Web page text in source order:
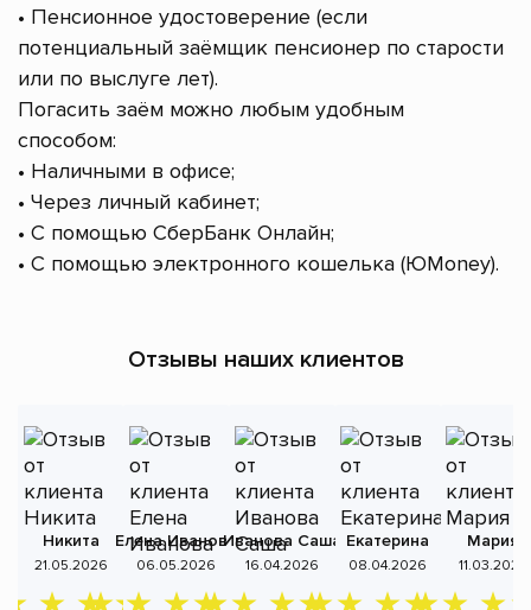
• Пенсионное удостоверение (если
потенциальный заёмщик пенсионер по старости
или по выслуге лет).
Погасить заём можно любым удобным
способом:
• Наличными в офисе;
• Через личный кабинет;
• С помощью СберБанк Онлайн;
• С помощью электронного кошелька (ЮMoney).
Отзывы наших клиентов
Никита
21.05.2026
Елена Иванова
06.05.2026
Иванова Саша
16.04.2026
Екатерина
08.04.2026
Мария
11.03.2026